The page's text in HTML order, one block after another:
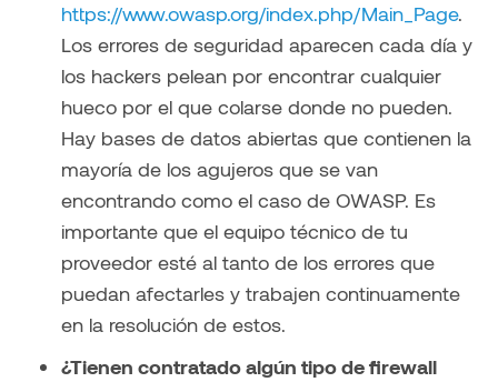
https://www.owasp.org/index.php/Main_Page.
Los errores de seguridad aparecen cada día y
los hackers pelean por encontrar cualquier
hueco por el que colarse donde no pueden.
Hay bases de datos abiertas que contienen la
mayoría de los agujeros que se van
encontrando como el caso de OWASP. Es
importante que el equipo técnico de tu
proveedor esté al tanto de los errores que
puedan afectarles y trabajen continuamente
en la resolución de estos.
¿Tienen contratado algún tipo de firewall